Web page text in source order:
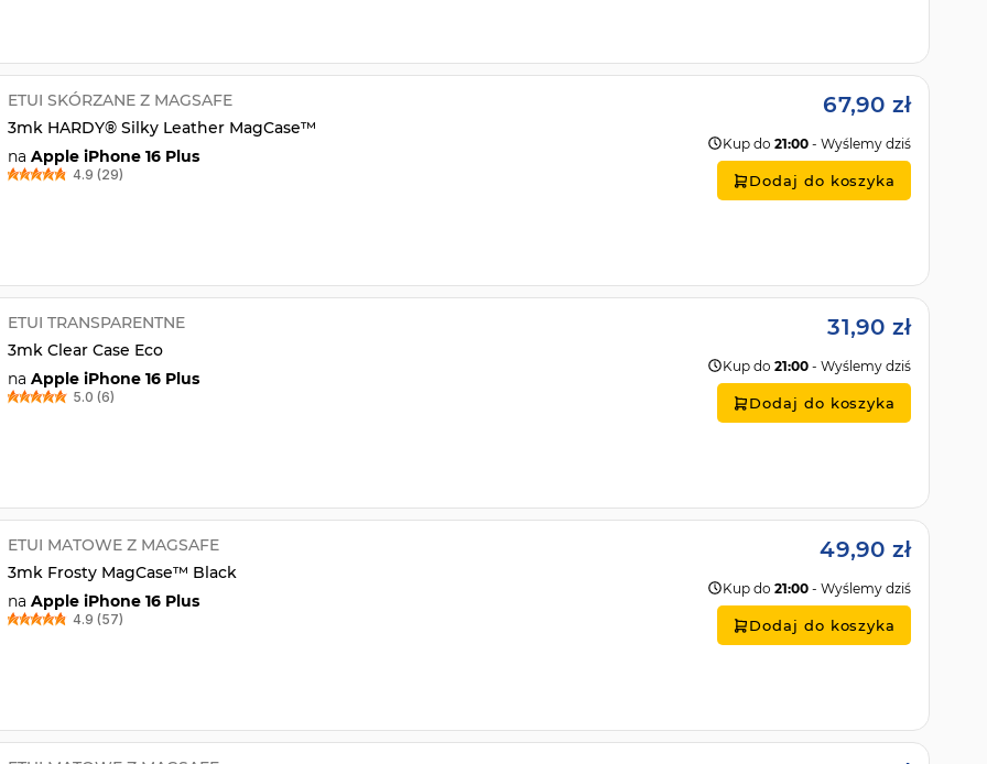
ETUI SKÓRZANE Z MAGSAFE
3mk HARDY® Silky Leather MagCase™
na Apple iPhone 16 Plus
4.9 (29)
67,90 zł
Kup do 21:00 - Wyślemy dziś
Dodaj do koszyka
ETUI TRANSPARENTNE
3mk Clear Case Eco
na Apple iPhone 16 Plus
5.0 (6)
31,90 zł
Kup do 21:00 - Wyślemy dziś
Dodaj do koszyka
ETUI MATOWE Z MAGSAFE
3mk Frosty MagCase™ Black
na Apple iPhone 16 Plus
4.9 (57)
49,90 zł
Kup do 21:00 - Wyślemy dziś
Dodaj do koszyka